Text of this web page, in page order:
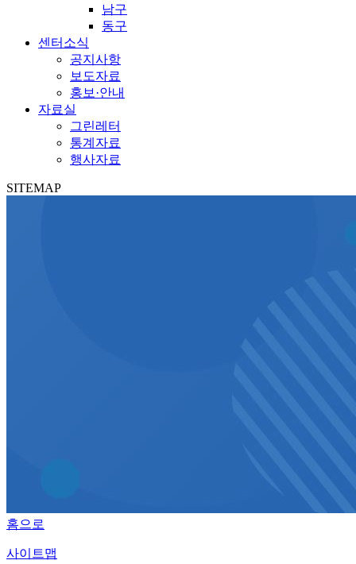
남구
동구
센터소식
공지사항
보도자료
홍보·안내
자료실
그린레터
통계자료
행사자료
SITEMAP
홈으로
사이트맵